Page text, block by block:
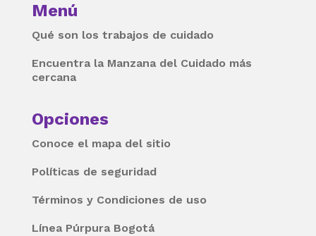
Menú
Qué son los trabajos de cuidado
Encuentra la Manzana del Cuidado más
cercana
Opciones
Conoce el mapa del sitio
Políticas de seguridad
Términos y Condiciones de uso
Línea Púrpura Bogotá